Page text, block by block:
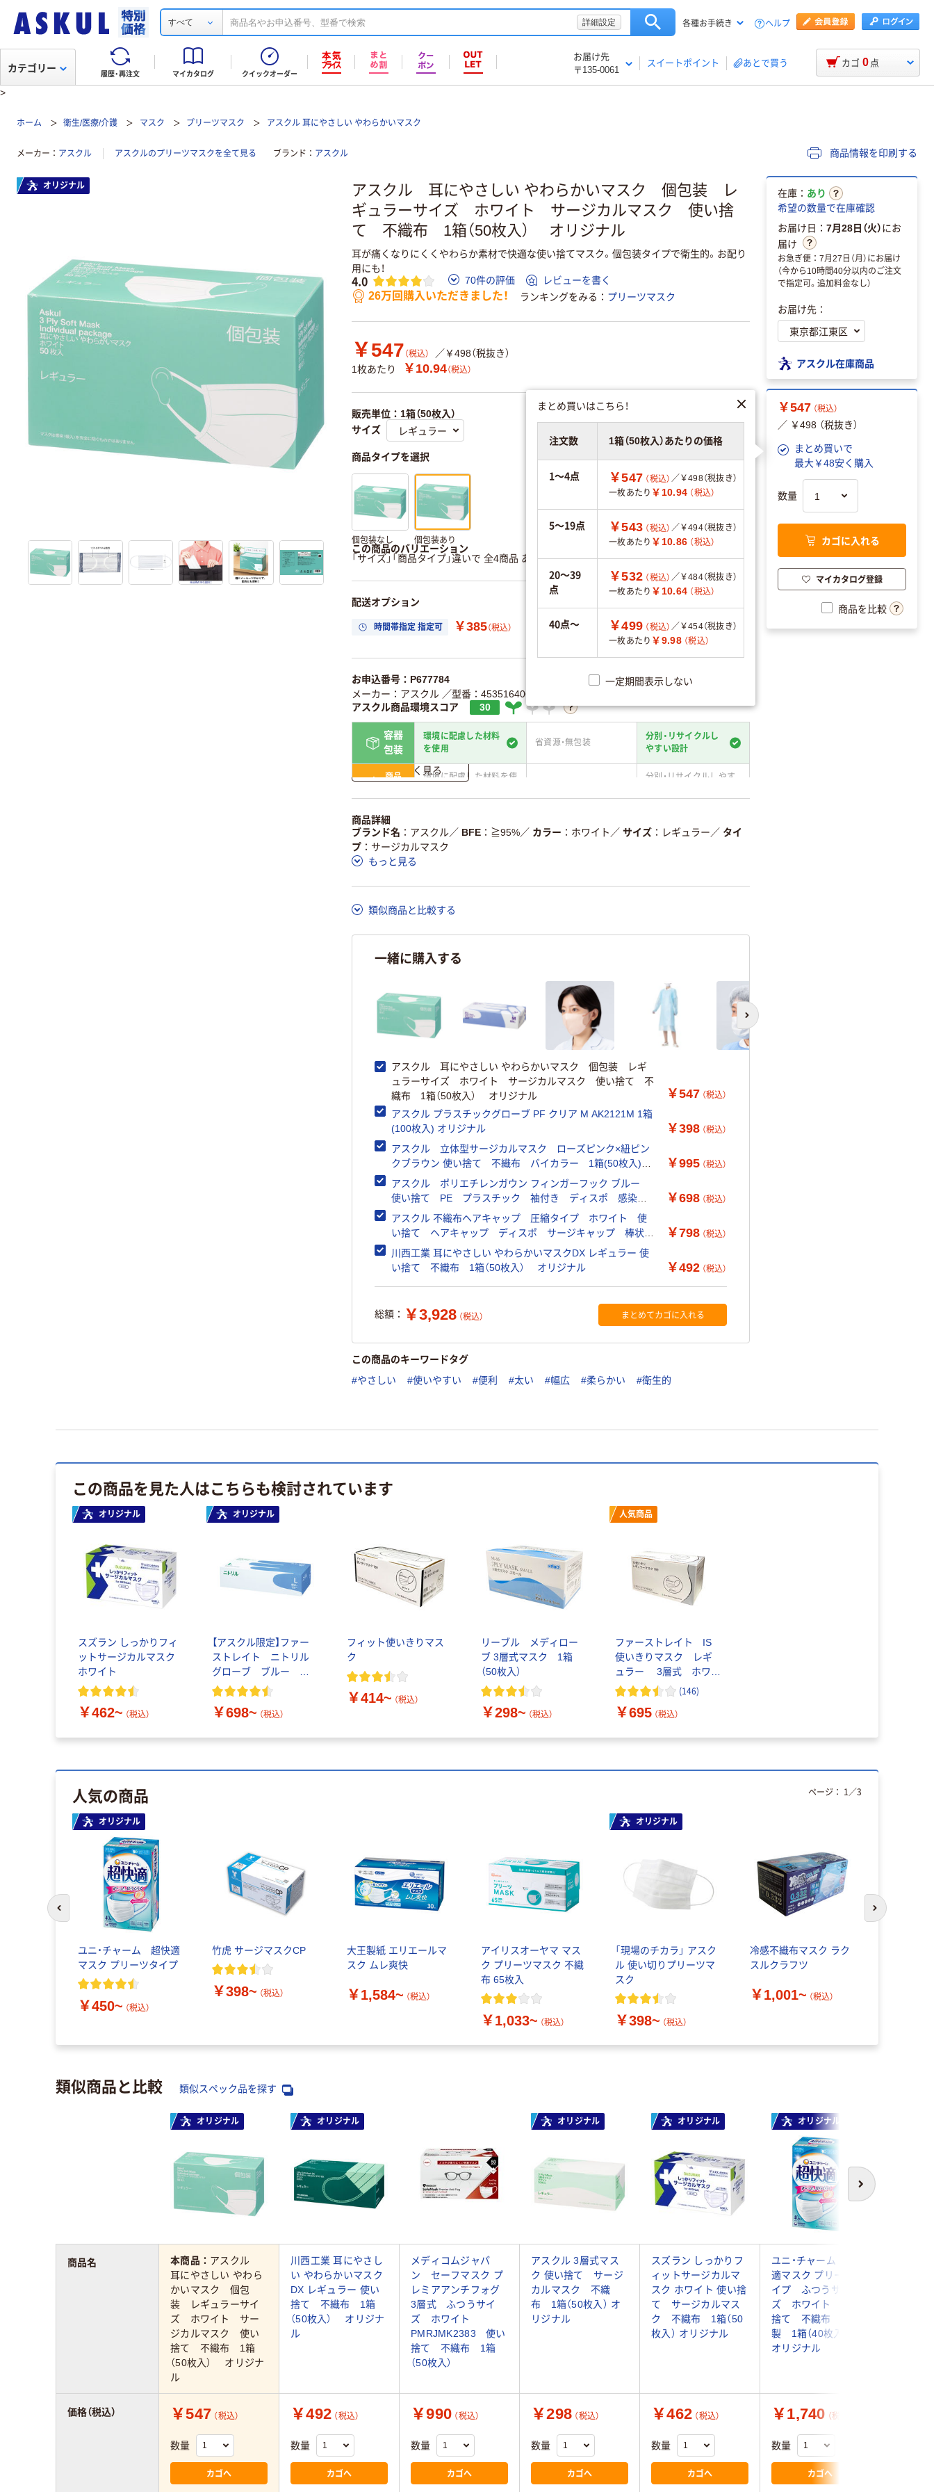
すべて 詳細設定 各種お手続き ヘルプ
履歴・再注文 マイカタログ クイックオーダー
お届け先
〒135-0061
スイートポイント あとで買う
カテゴリー カゴ 0 点
>
ホーム 衛生/医療/介護 マスク プリーツマスク アスクル 耳にやさしい やわらかいマスク
メーカー アスクル アスクルのプリーツマスクを全て見る ブランド アスクル 商品情報を印刷する
アスクル 耳にやさしい やわらかいマスク 個包装 レ
ギュラーサイズ ホワイト サージカルマスク 使い捨
て 不織布 1箱（50枚入） オリジナル
耳が痛くなりにくくやわらか素材で快適な使い捨てマスク。個包装タイプで衛生的。お配り
用にも！
4.0 70件の評価 レビューを書く
26万回購入いただきました！ ランキングをみる プリーツマスク
￥547 （税込）
／￥498（税抜き）
1枚あたり
￥10.94（税込）
販売単位：1箱（50枚入）
サイズ
商品タイプを選択
個包装なし 個包装あり
この商品のバリエーション
「サイズ」「商品タイプ」違いで 全4商品 あります。 すべてのバリエーションを見る
配送オプション
時間帯指定 指定可 ￥385（税込） 置き場所指定 利用可
お申込番号：P677784
メーカー：アスクル ／型番：4535164065016
アスクル商品環境スコア
30
容器
包装
環境に配慮した材料
を使用
省資源・無包装
分別・リサイクルし
やすい設計
商品
環境に配慮した材料を使
分別・リサイクルしやす
仕組
る
ている
この商品の環境配慮ポイントです。詳しくはページ下部の商品詳細「
ア詳細／加点項目
詳しく見る
商品詳細
ブランド名
アスクル／ BFE ≧95%／ カラー ホワイト ／ サイズ レギュラー ／ タイ
プ
サージカルマスク
もっと見る
類似商品と比較する
一緒に購入する
次のスライドへ
アスクル 耳にやさしい やわらかいマスク 個包装 レギ
ュラーサイズ ホワイト サージカルマスク 使い捨て 不
織布 1箱（50枚入） オリジナル
￥547 （税込）
アスクル プラスチックグローブ PF クリア M AK2121M 1箱
(100枚入) オリジナル
￥398 （税込）
アスクル 立体型サージカルマスク ローズピンク×紐ピン
クブラウン 使い捨て 不織布 バイカラー 1箱(50枚入)
オリジナル
￥995 （税込）
アスクル ポリエチレンガウン フィンガーフック ブルー
使い捨て PE プラスチック 袖付き ディスポ 感染対
策 青 1箱（10枚入） オリジナル
￥698 （税込）
アスクル 不織布ヘアキャップ 圧縮タイプ ホワイト 使
い捨て ヘアキャップ ディスポ サージキャップ 棒状
白 1袋（100枚入） オリジナル
￥798 （税込）
川西工業 耳にやさしい やわらかいマスクDX レギュラー 使
い捨て 不織布 1箱（50枚入） オリジナル
￥492 （税込）
総額： ￥3,928 （税込） まとめてカゴに入れる
この商品のキーワードタグ
#やさしい #使いやすい #便利 #太い #幅広 #柔らかい #衛生的
オリジナル
在庫： あり
希望の数量で在庫確認
お届け日： 7月28日（火）にお
届け
お急ぎ便：7月27日（月）にお届け
（今から10時間40分以内のご注文
で指定可。追加料金なし）
お届け先：
アスクル在庫商品
￥547 （税込）
／ ￥498 （税抜き）
まとめ買いで
最大￥48安く購入
まとめ買いはこちら！
注文数 1箱（50枚入）あたりの価格
1～4点 ￥547 （税込） ／￥498（税抜き）
一枚あたり ￥10.94 （税込）
5～19点 ￥543 （税込） ／￥494（税抜き）
一枚あたり ￥10.86 （税込）
20～39
点
￥532 （税込） ／￥484（税抜き）
一枚あたり ￥10.64 （税込）
40点～ ￥499 （税込） ／￥454（税抜き）
一枚あたり ￥9.98 （税込）
一定期間表示しない
数量
カゴに入れる
マイカタログ登録
商品を比較
この商品を見た人はこちらも検討されています
オリジナル
スズラン しっかりフィ
ットサージカルマスク
ホワイト
￥462~ （税込）
オリジナル
【アスクル限定】ファー
ストレイト ニトリル
グローブ ブルー 粉
なし（パウダーフリー）
￥698~ （税込）
フィット使いきりマス
ク
￥414~ （税込）
リーブル メディロー
ブ 3層式マスク 1箱
（50枚入）
￥298~ （税込）
人気商品
ファーストレイト IS
使いきりマスク レギ
ュラー 3層式 ホワイ
ト FR-199 使い捨
入）
(146)
￥695 （税込）
人気の商品
オリジナル
ユニ・チャーム 超快適
マスク プリーツタイプ
￥450~ （税込）
竹虎 サージマスクCP
￥398~ （税込）
大王製紙 エリエールマ
スク ムレ爽快
￥1,584~ （税込）
アイリスオーヤマ マス
ク プリーツマスク 不織
布 65枚入
￥1,033~ （税込）
オリジナル
「現場のチカラ」 アスク
ル 使い切りプリーツマ
スク
￥398~ （税込）
冷感不織布マスク ラク
スルクラフツ
￥1,001~ （税込）
ページ： 1 ／3
前のスライドへ 次のスライド
類似商品と比較 類似スペック品を探す
次へ
オリジナル オリジナル オリジナル オリジナル オリジナル
本商品： アスクル
耳にやさしい やわら
かいマスク 個包
装 レギュラーサイ
ズ ホワイト サー
ジカルマスク 使い
捨て 不織布 1箱
（50枚入） オリジナ
ル
川西工業 耳にやさし
い やわらかいマスク
DX レギュラー 使い
捨て 不織布 1箱
（50枚入） オリジナ
ル
メディコムジャパ
ン セーフマスク プ
レミアアンチフォグ
3層式 ふつうサイ
ズ ホワイト
PMRJMK2383 使い
捨て 不織布 1箱
（50枚入）
アスクル 3層式マス
ク 使い捨て サージ
カルマスク 不織
布 1箱（50枚入） オ
リジナル
スズラン しっかりフ
ィットサージカルマ
スク ホワイト 使い捨
て サージカルマス
ク 不織布 1箱（50
枚入） オリジナル
ユニ・チャーム 超快
適マスク プリーツタ
イプ ふつうサイ
ズ ホワイト 使い
捨て 不織布 日本
製 1箱（40枚入）
オリジナル
￥547 （税込）
数量
カゴへ
￥492 （税込）
数量
カゴへ
￥990 （税込）
数量
カゴへ
￥298 （税込）
数量
カゴへ
￥462 （税込）
数量
カゴへ
￥1,740 （税込）
数量
カゴへ
商品名
価格（税込）